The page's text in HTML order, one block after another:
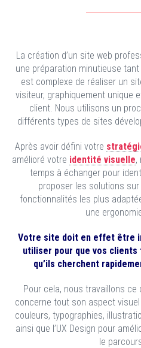
RÉSEAUX
La création d’un site web
une préparation minutieuse
est complexe de réaliser un
visiteur, graphiquement unique
client. Nous utilisons un
différents types de sites
Après avoir défini votre
amélioré votre identité visuelle,
temps à échanger pour
proposer les solutions
fonctionnalités les plus
une
Votre site doit en effet être
utiliser pour que vos
qu’ils cherchent
Pour cela, nous travaillons ce
concerne tout son aspect
couleurs, typographies,
ainsi que l’UX Design pour
le